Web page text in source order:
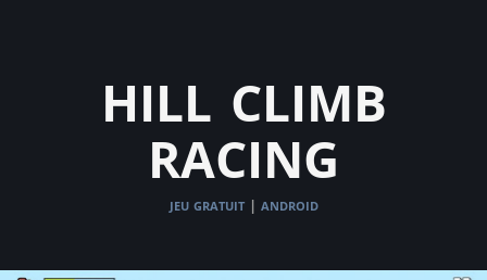
hill climb
racing
jeu gratuit | android